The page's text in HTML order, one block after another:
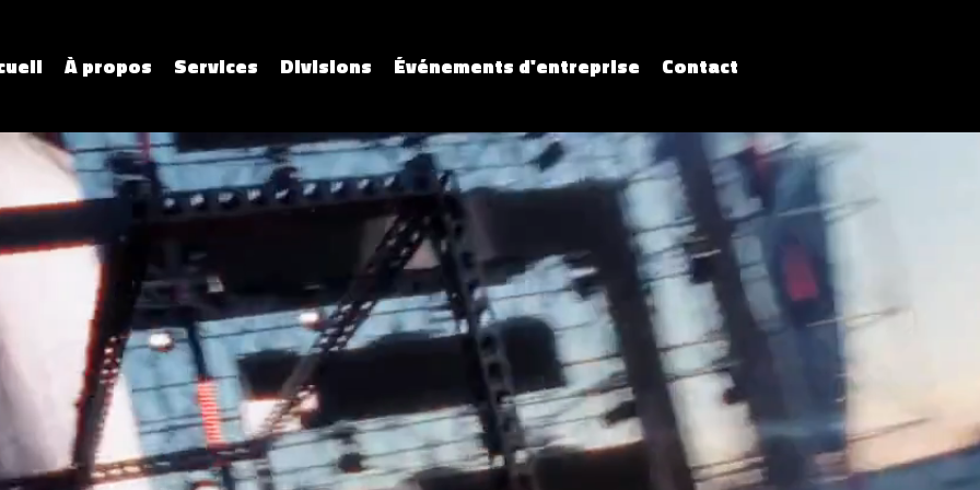
À propos Services Divisions Événements d'entreprise Contact